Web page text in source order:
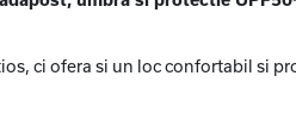
ci ofera si un loc confortabil si